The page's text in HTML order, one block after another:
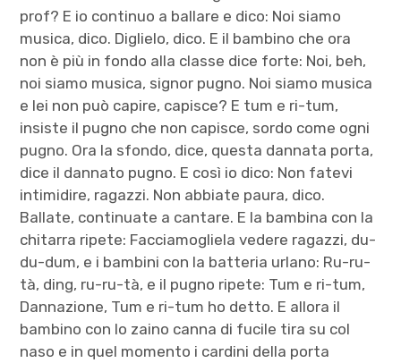
prof? E io continuo a ballare e dico: Noi siamo
musica, dico. Diglielo, dico. E il bambino che ora
non è più in fondo alla classe dice forte: Noi, beh,
noi siamo musica, signor pugno. Noi siamo musica
e lei non può capire, capisce? E tum e ri-tum,
insiste il pugno che non capisce, sordo come ogni
pugno. Ora la sfondo, dice, questa dannata porta,
dice il dannato pugno. E così io dico: Non fatevi
intimidire, ragazzi. Non abbiate paura, dico.
Ballate, continuate a cantare. E la bambina con la
chitarra ripete: Facciamogliela vedere ragazzi, du-
du-dum, e i bambini con la batteria urlano: Ru-ru-
tà, ding, ru-ru-tà, e il pugno ripete: Tum e ri-tum,
Dannazione, Tum e ri-tum ho detto. E allora il
bambino con lo zaino canna di fucile tira su col
naso e in quel momento i cardini della porta